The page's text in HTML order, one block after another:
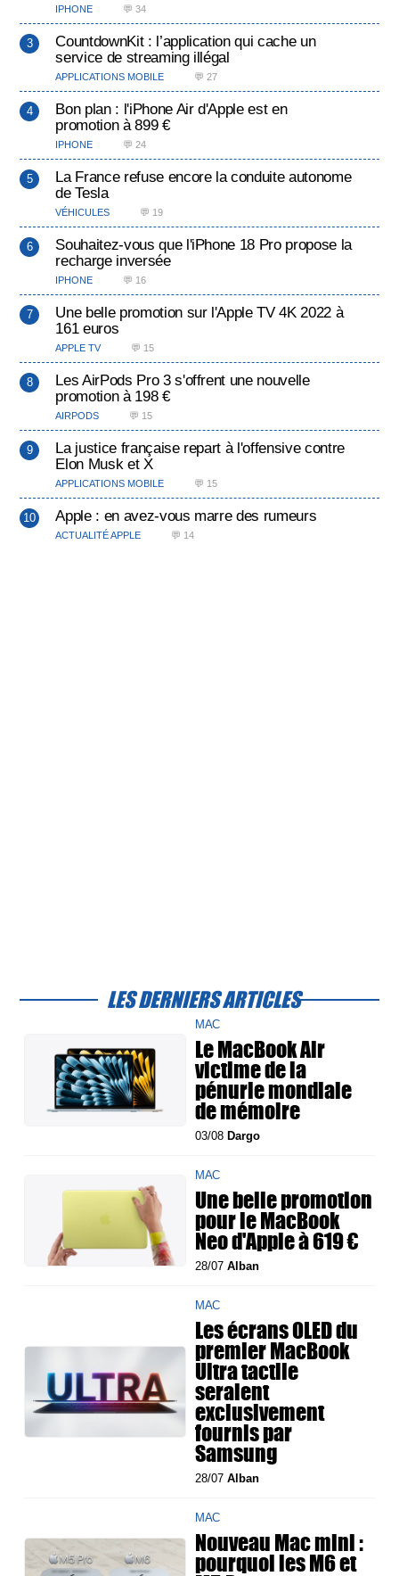
IPHONE 💬 34
CountdownKit : l’application qui cache un
service de streaming illégal
APPLICATIONS MOBILE 💬 27
Bon plan : l'iPhone Air d'Apple est en
promotion à 899 €
IPHONE 💬 24
La France refuse encore la conduite autonome
de Tesla
VÉHICULES 💬 19
Souhaitez-vous que l'iPhone 18 Pro propose la
recharge inversée
IPHONE 💬 16
Une belle promotion sur l'Apple TV 4K 2022 à
161 euros
APPLE TV 💬 15
Les AirPods Pro 3 s'offrent une nouvelle
promotion à 198 €
AIRPODS 💬 15
La justice française repart à l'offensive contre
Elon Musk et X
APPLICATIONS MOBILE 💬 15
Apple : en avez-vous marre des rumeurs
ACTUALITÉ APPLE 💬 14
LES DERNIERS ARTICLES
MAC
Le MacBook Air
victime de la
pénurie mondiale
de mémoire
03/08 Dargo
MAC
Une belle promotion
pour le MacBook
Neo d'Apple à 619 €
28/07Alban
MAC
Les écrans OLED du
premier MacBook
Ultra tactile
seraient
exclusivement
fournis par
Samsung
28/07Alban
MAC
Nouveau Mac mini :
pourquoi les M6 et